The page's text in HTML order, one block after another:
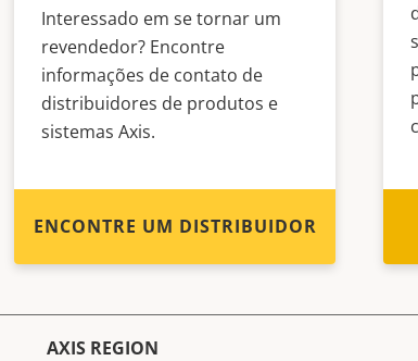
Interessado em se tornar um
revendedor? Encontre
informações de contato de
distribuidores de produtos e
sistemas Axis.
ENCONTRE UM DISTRIBUIDOR
AXIS REGION